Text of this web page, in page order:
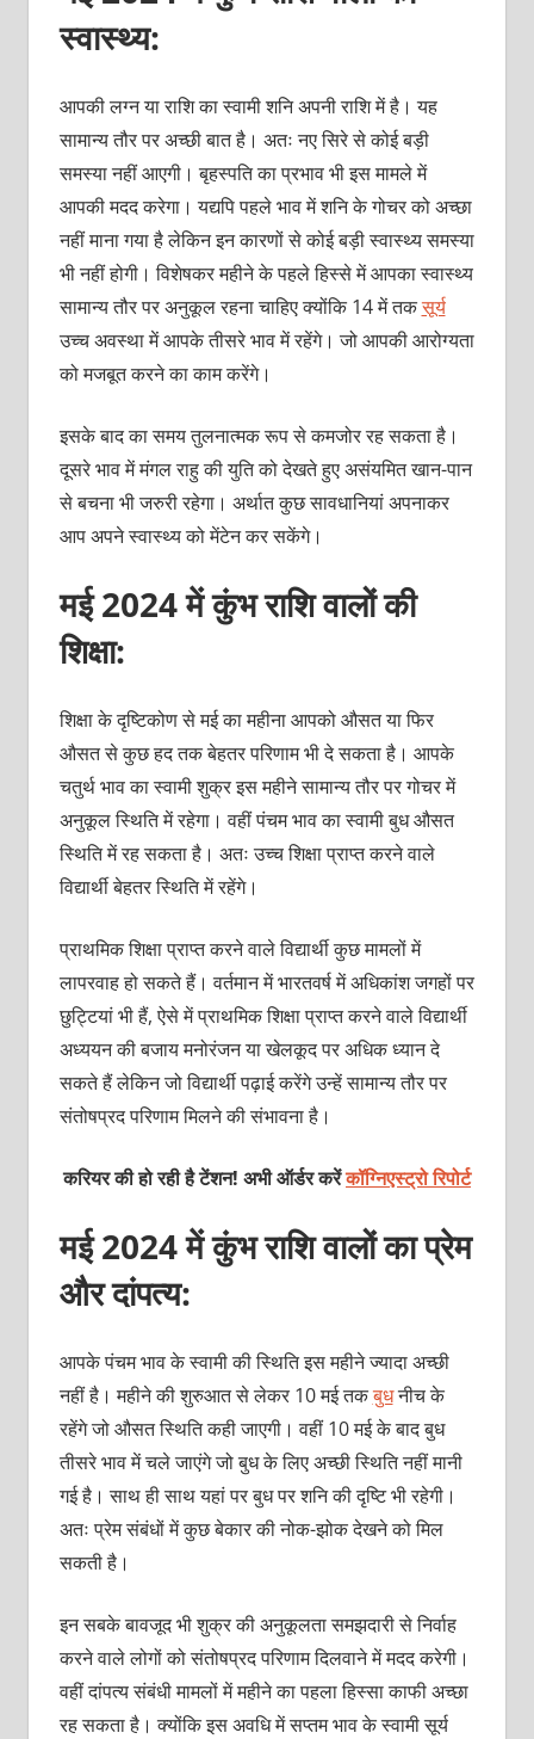
स्वास्थ्य:
आपकी लग्न या राशि का स्वामी शनि अपनी राशि में है। यह
सामान्य तौर पर अच्छी बात है। अतः नए सिरे से कोई बड़ी
समस्या नहीं आएगी। बृहस्पति का प्रभाव भी इस मामले में
आपकी मदद करेगा। यद्यपि पहले भाव में शनि के गोचर को अच्छा
नहीं माना गया है लेकिन इन कारणों से कोई बड़ी स्वास्थ्य समस्या
भी नहीं होगी। विशेषकर महीने के पहले हिस्से में आपका स्वास्थ्य
सामान्य तौर पर अनुकूल रहना चाहिए क्योंकि 14 में तकसूर्य
उच्च अवस्था में आपके तीसरे भाव में रहेंगे। जो आपकी आरोग्यता
को मजबूत करने का काम करेंगे।
इसके बाद का समय तुलनात्मक रूप से कमजोर रह सकता है।
दूसरे भाव में मंगल राहु की युति को देखते हुए असंयमित खान-पान
से बचना भी जरुरी रहेगा। अर्थात कुछ सावधानियां अपनाकर
आप अपने स्वास्थ्य को मेंटेन कर सकेंगे।
मई 2024 में कुंभ राशि वालों की
शिक्षा:
शिक्षा के दृष्टिकोण से मई का महीना आपको औसत या फिर
औसत से कुछ हद तक बेहतर परिणाम भी दे सकता है। आपके
चतुर्थ भाव का स्वामी शुक्र इस महीने सामान्य तौर पर गोचर में
अनुकूल स्थिति में रहेगा। वहीं पंचम भाव का स्वामी बुध औसत
स्थिति में रह सकता है। अतः उच्च शिक्षा प्राप्त करने वाले
विद्यार्थी बेहतर स्थिति में रहेंगे।
प्राथमिक शिक्षा प्राप्त करने वाले विद्यार्थी कुछ मामलों में
लापरवाह हो सकते हैं। वर्तमान में भारतवर्ष में अधिकांश जगहों पर
छुट्टियां भी हैं, ऐसे में प्राथमिक शिक्षा प्राप्त करने वाले विद्यार्थी
अध्ययन की बजाय मनोरंजन या खेलकूद पर अधिक ध्यान दे
सकते हैं लेकिन जो विद्यार्थी पढ़ाई करेंगे उन्हें सामान्य तौर पर
संतोषप्रद परिणाम मिलने की संभावना है।
करियर की हो रही है टेंशन! अभी ऑर्डर करेंकॉग्निएस्ट्रो रिपोर्ट
मई 2024 में कुंभ राशि वालों का प्रेम
और दांपत्य:
आपके पंचम भाव के स्वामी की स्थिति इस महीने ज्यादा अच्छी
नहीं है। महीने की शुरुआत से लेकर 10 मई तकबुधनीच के
रहेंगे जो औसत स्थिति कही जाएगी। वहीं 10 मई के बाद बुध
तीसरे भाव में चले जाएंगे जो बुध के लिए अच्छी स्थिति नहीं मानी
गई है। साथ ही साथ यहां पर बुध पर शनि की दृष्टि भी रहेगी।
अतः प्रेम संबंधों में कुछ बेकार की नोक-झोक देखने को मिल
सकती है।
इन सबके बावजूद भी शुक्र की अनुकूलता समझदारी से निर्वाह
करने वाले लोगों को संतोषप्रद परिणाम दिलवाने में मदद करेगी।
वहीं दांपत्य संबंधी मामलों में महीने का पहला हिस्सा काफी अच्छा
रह सकता है। क्योंकि इस अवधि में सप्तम भाव के स्वामी सूर्य